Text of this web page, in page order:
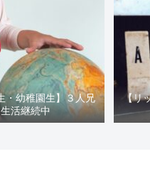
・幼稚園生】３人兄
活継続中
【リ